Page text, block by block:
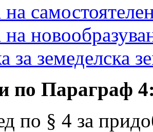
за земеделска
по Параграф
по § 4 за